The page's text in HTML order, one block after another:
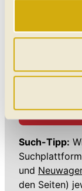
Website und
„Statistik“ und
Besuch so
"Auswahl
welche
Daten
geben. Bitte
können die
Such-Tipp:
und
den Seiten)